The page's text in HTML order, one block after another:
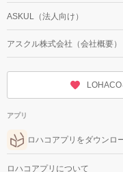
ASKUL（法人向け）
アスクル株式会社（会社概要）
アプリ
ロハコアプリをダウンロ
ロハコアプリについて